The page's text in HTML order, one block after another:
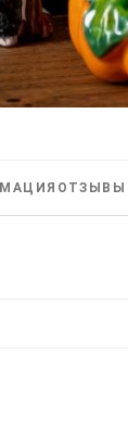
ОТЗЫВЫ